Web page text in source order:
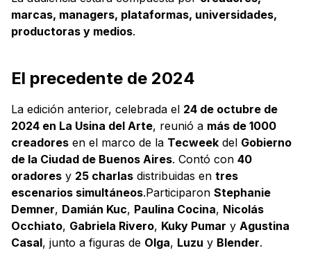
marcas, managers, plataformas, universidades,
productoras y medios.
El precedente de 2024
La edición anterior, celebrada el 24 de octubre de
2024 en La Usina del Arte, reunió a más de 1000
creadores en el marco de la Tecweek del Gobierno
de la Ciudad de Buenos Aires. Contó con 40
oradores y 25 charlas distribuidas en tres
escenarios simultáneos.Participaron Stephanie
Demner, Damián Kuc, Paulina Cocina, Nicolás
Occhiato, Gabriela Rivero, Kuky Pumar y Agustina
Casal, junto a figuras de Olga, Luzu y Blender.